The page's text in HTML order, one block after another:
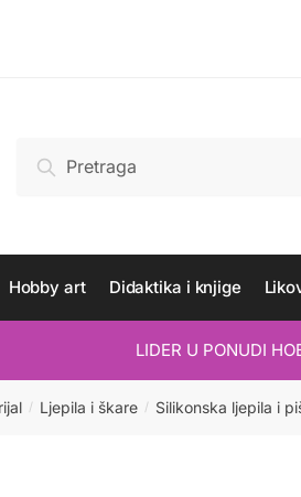
Pretraži
Hobby art Didaktika i knjige
LIDER U PONUDI
/ Ljepila i škare / Silikonska ljepila i